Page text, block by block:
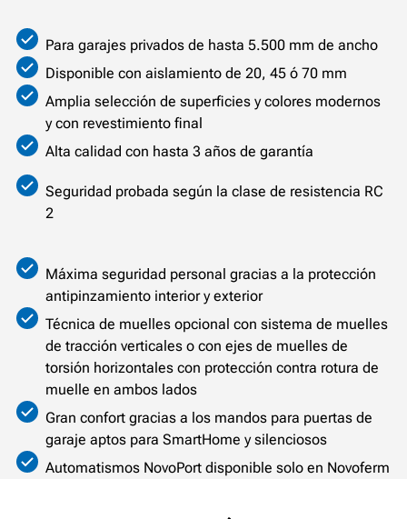
Para garajes privados de hasta 5.500 mm de ancho
Disponible con aislamiento de 20, 45 ó 70 mm
Amplia selección de superficies y colores modernos
y con revestimiento final
Alta calidad con hasta 3 años de garantía
Seguridad probada según la clase de resistencia RC
2
Máxima seguridad personal gracias a la protección
antipinzamiento interior y exterior
Técnica de muelles opcional con sistema de muelles
de tracción verticales o con ejes de muelles de
torsión horizontales con protección contra rotura de
muelle en ambos lados
Gran confort gracias a los mandos para puertas de
garaje aptos para SmartHome y silenciosos
Automatismos NovoPort disponible solo en Novoferm